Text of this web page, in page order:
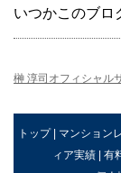
いつかこのブロ
榊 淳司オフィシャル
トップ| マンション
ィア実績| 有